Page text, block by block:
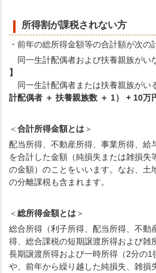
所得割が課税されない方
・前年の総所得金額等の合計額が次
同一生計配偶者および扶養親族がい
】
同一生計配偶者または扶養親族が
計配偶者 ＋ 扶養親族数 ＋ 1） + 10万
＜合計所得金額とは＞
配当所得、不動産所得、事業所得、給
を合計した金額（純損失または雑損失
の金額）のことをいいます。なお、土
の分離課税も含まれます。
＜総所得金額とは＞
総合所得（利子所得、配当所得、不動
得、総合課税の短期譲渡所得および雑
長期譲渡所得および一時所得（2分の
や、前年から繰り越した純損失、雑損